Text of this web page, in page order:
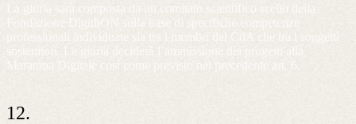
La giuria sarà composta da un comitato scientifico scelto della
Fondazione DigithON sulla base di specifiche competenze
professionali individuate sia tra i membri del CdA che tra i soggetti
sostenitori. La giuria deciderà l’ammissione dei progetti alla
Maratona Digitale così come previsto nel precedente art. 6.
12.